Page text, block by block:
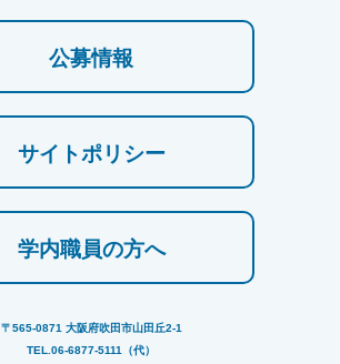
公募情報
サイトポリシー
学内職員の方へ
〒565-0871 大阪府吹田市山田丘2-1
TEL.06-6877-5111（代）